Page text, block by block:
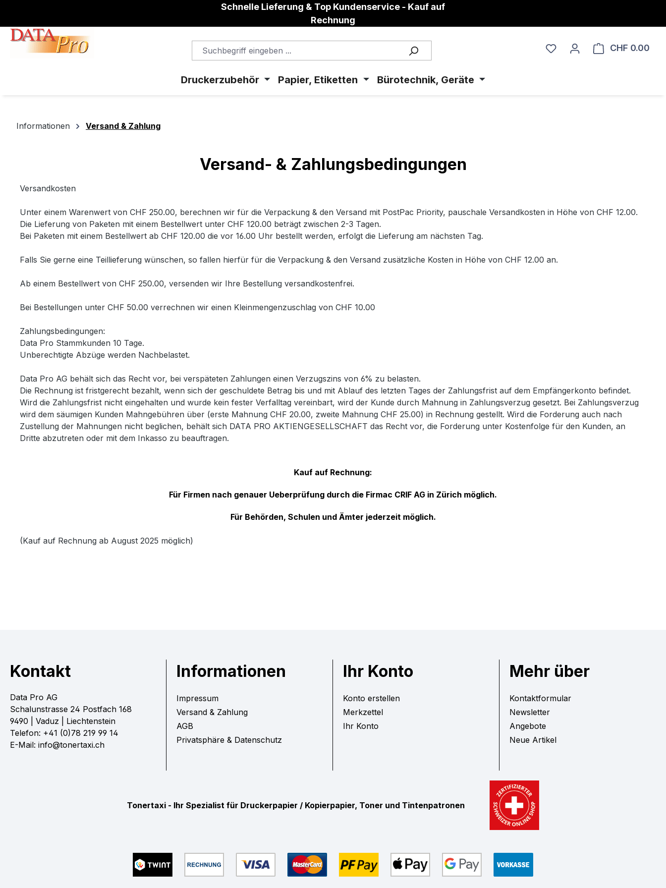
Schnelle Lieferung & Top Kundenservice - Kauf auf
Rechnung
Du hast 0 Produkte auf
CHF 0.00
Druckerzubehör Papier, Etiketten Bürotechnik, Geräte
Informationen Versand & Zahlung
Versand- & Zahlungsbedingungen
Versandkosten
Unter einem Warenwert von CHF 250.00, berechnen wir für die Verpackung & den Versand mit PostPac Priority, pauschale Versandkosten in Höhe von CHF 12.00.
Die Lieferung von Paketen mit einem Bestellwert unter CHF 120.00 beträgt zwischen 2-3 Tagen.
Bei Paketen mit einem Bestellwert ab CHF 120.00 die vor 16.00 Uhr bestellt werden, erfolgt die Lieferung am nächsten Tag.
Falls Sie gerne eine Teillieferung wünschen, so fallen hierfür für die Verpackung & den Versand zusätzliche Kosten in Höhe von CHF 12.00 an.
Ab einem Bestellwert von CHF 250.00, versenden wir Ihre Bestellung versandkostenfrei.
Bei Bestellungen unter CHF 50.00 verrechnen wir einen Kleinmengenzuschlag von CHF 10.00
Zahlungsbedingungen:
Data Pro Stammkunden 10 Tage.
Unberechtigte Abzüge werden Nachbelastet.
Data Pro AG behält sich das Recht vor, bei verspäteten Zahlungen einen Verzugszins von 6% zu belasten.
Die Rechnung ist fristgerecht bezahlt, wenn sich der geschuldete Betrag bis und mit Ablauf des letzten Tages der Zahlungsfrist auf dem Empfängerkonto befindet.
Wird die Zahlungsfrist nicht eingehalten und wurde kein fester Verfalltag vereinbart, wird der Kunde durch Mahnung in Zahlungsverzug gesetzt. Bei Zahlungsverzug
wird dem säumigen Kunden Mahngebühren über (erste Mahnung CHF 20.00, zweite Mahnung CHF 25.00) in Rechnung gestellt. Wird die Forderung auch nach
Zustellung der Mahnungen nicht beglichen, behält sich DATA PRO AKTIENGESELLSCHAFT das Recht vor, die Forderung unter Kostenfolge für den Kunden, an
Dritte abzutreten oder mit dem Inkasso zu beauftragen.
Kauf auf Rechnung:
Für Firmen nach genauer Ueberprüfung durch die Firmac CRIF AG in Zürich möglich.
Für Behörden, Schulen und Ämter jederzeit möglich.
(Kauf auf Rechnung ab August 2025 möglich)
Kontakt
Data Pro AG
Schalunstrasse 24 Postfach 168
9490 | Vaduz | Liechtenstein
Telefon: +41 (0)78 219 99 14
E-Mail: info@tonertaxi.ch
Informationen
Impressum
Versand & Zahlung
AGB
Privatsphäre & Datenschutz
Ihr Konto
Konto erstellen
Merkzettel
Ihr Konto
Mehr über
Kontaktformular
Newsletter
Angebote
Neue Artikel
Tonertaxi - Ihr Spezialist für Druckerpapier / Kopierpapier, Toner und Tintenpatronen